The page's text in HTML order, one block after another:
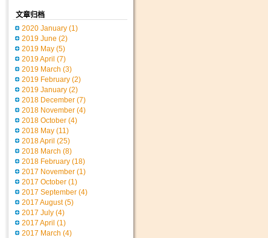
文章归档
2020 January (1)
2019 June (2)
2019 May (5)
2019 April (7)
2019 March (3)
2019 February (2)
2019 January (2)
2018 December (7)
2018 November (4)
2018 October (4)
2018 May (11)
2018 April (25)
2018 March (8)
2018 February (18)
2017 November (1)
2017 October (1)
2017 September (4)
2017 August(5)
2017 July (4)
2017 April (1)
2017 March (4)